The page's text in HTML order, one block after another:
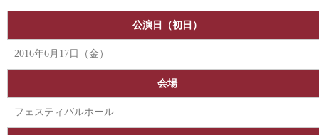
公演日（初日）
2016年6月17日（金）
会場
フェスティバルホール